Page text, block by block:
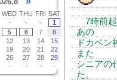
WED THU FRI SAT
- - -
1
5 6 7
8
12 13 14
15
19 20 21
22
26 27 28
29
- - - -
7時前起
あの
ドカベ
また
シニアの
た。